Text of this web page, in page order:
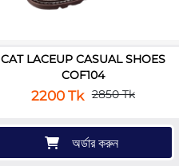
CAT LACEUP CASUAL SHOES
COF104
2200 Tk 2850 Tk
অর্ডার করুন